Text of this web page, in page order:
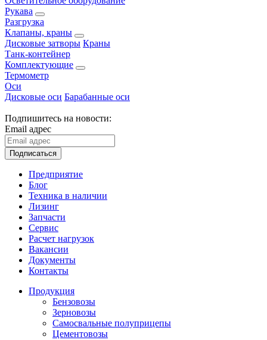
Рукава
Разгрузка
Клапаны, краны
Дисковые затворы Краны
Танк-контейнер
Комплектующие
Термометр
Оси
Дисковые оси Барабанные оси
Подпишитесь на новости:
Email адрес
Подписаться
Предприятие
Блог
Техника в наличии
Лизинг
Запчасти
Сервис
Расчет нагрузок
Вакансии
Документы
Контакты
Продукция
Бензовозы
Зерновозы
Самосвальные полуприцепы
Цементовозы